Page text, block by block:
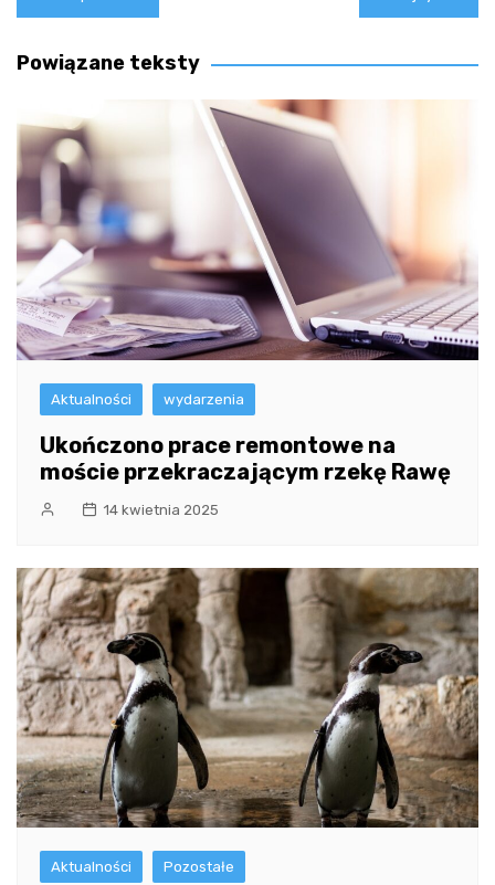
wpisu
Powiązane teksty
Aktualności wydarzenia
Ukończono prace remontowe na
moście przekraczającym rzekę Rawę
14 kwietnia 2025
Aktualności Pozostałe